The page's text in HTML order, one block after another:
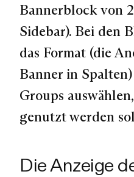
Bannerblock von
Sidebar). Bei den
das Format (die
Banner in
Groups
genutzt werden
Die Anzeige